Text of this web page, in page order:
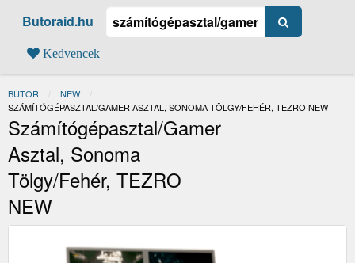
Butoraid.hu
Kedvencek
BÚTOR
NEW
JELENLEGI:
SZÁMÍTÓGÉPASZTAL/GAMER ASZTAL, SONOMA TÖLGY/FEHÉR, TEZRO NEW
Számítógépasztal/gamer
Asztal, Sonoma
Tölgy/fehér, TEZRO
NEW